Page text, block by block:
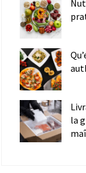
la